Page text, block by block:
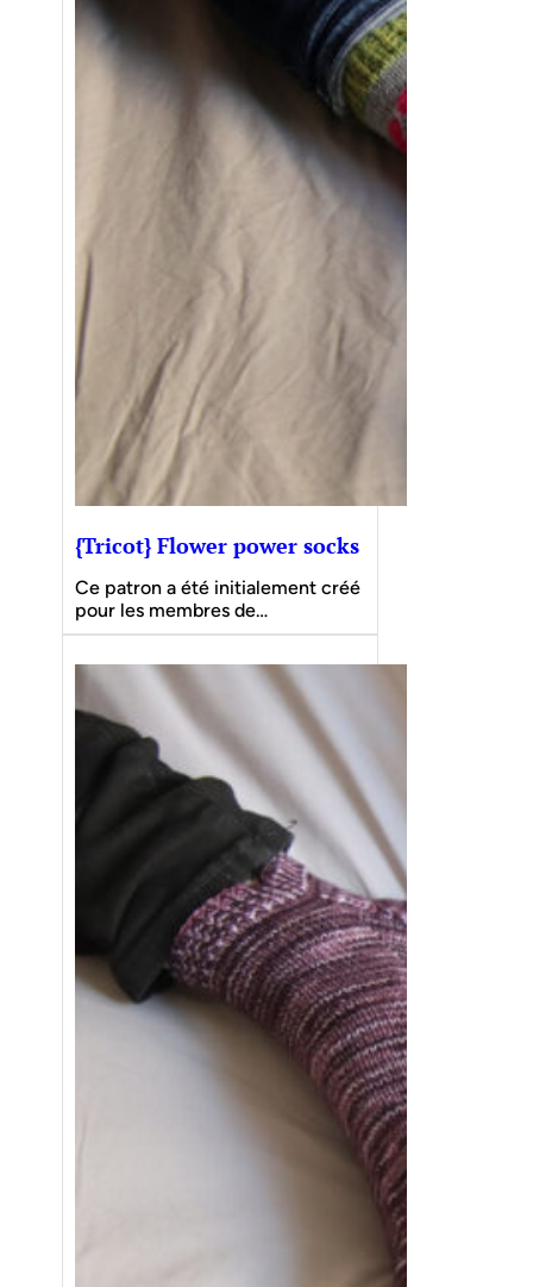
{Tricot} Flower power socks
Ce patron a été initialement créé
pour les membres de…